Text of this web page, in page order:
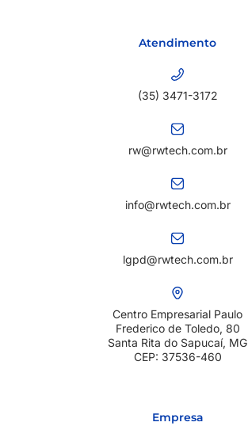
Atendimento
(35) 3471-3172
rw@rwtech.com.br
info@rwtech.com.br
lgpd@rwtech.com.br
Centro Empresarial Paulo
Frederico de Toledo, 80
Santa Rita do Sapucaí, MG
CEP: 37536-460
Empresa